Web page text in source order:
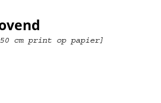
cm print op papier]